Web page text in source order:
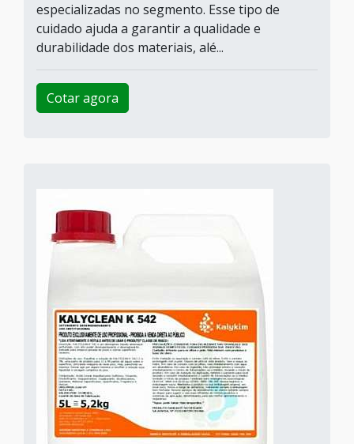
especializadas no segmento. Esse tipo de
cuidado ajuda a garantir a qualidade e
durabilidade dos materiais, alé...
Cotar agora